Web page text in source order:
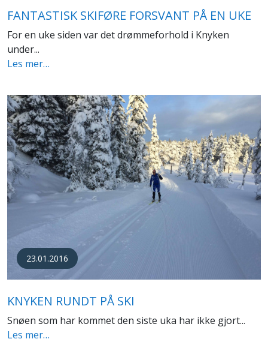
FANTASTISK SKIFØRE FORSVANT PÅ EN UKE
For en uke siden var det drømmeforhold i Knyken
under...
Les mer…
23.01.2016
KNYKEN RUNDT PÅ SKI
Snøen som har kommet den siste uka har ikke gjort...
Les mer…